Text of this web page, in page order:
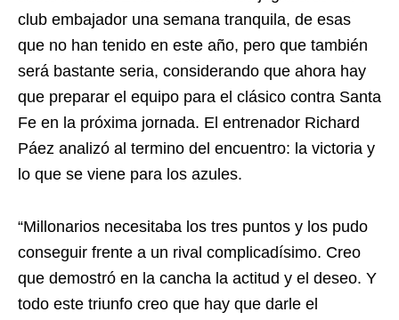
club embajador una semana tranquila, de esas
que no han tenido en este año, pero que también
será bastante seria, considerando que ahora hay
que preparar el equipo para el clásico contra Santa
Fe en la próxima jornada. El entrenador Richard
Páez analizó al termino del encuentro: la victoria y
lo que se viene para los azules.
“Millonarios necesitaba los tres puntos y los pudo
conseguir frente a un rival complicadísimo. Creo
que demostró en la cancha la actitud y el deseo. Y
todo este triunfo creo que hay que darle el